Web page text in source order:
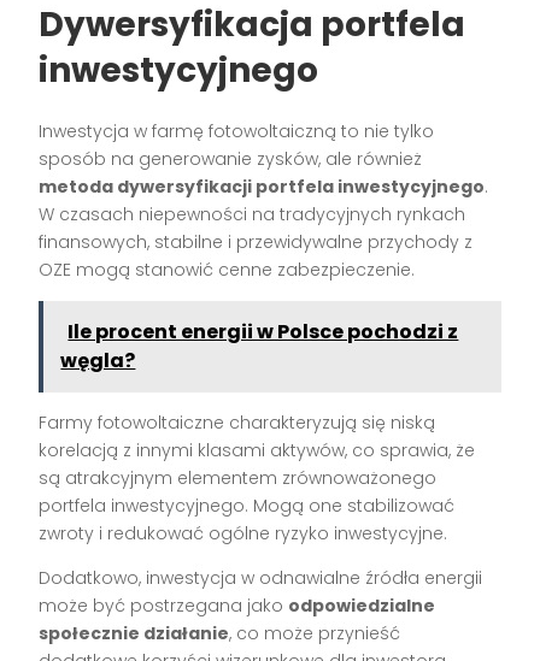
Dywersyfikacja portfela
inwestycyjnego
Inwestycja w farmę fotowoltaiczną to nie tylko
sposób na generowanie zysków, ale również
metoda dywersyfikacji portfela inwestycyjnego.
W czasach niepewności na tradycyjnych rynkach
finansowych, stabilne i przewidywalne przychody z
OZE mogą stanowić cenne zabezpieczenie.
Ile procent energii w Polsce pochodzi z
węgla?
Farmy fotowoltaiczne charakteryzują się niską
korelacją z innymi klasami aktywów, co sprawia, że
są atrakcyjnym elementem zrównoważonego
portfela inwestycyjnego. Mogą one stabilizować
zwroty i redukować ogólne ryzyko inwestycyjne.
Dodatkowo, inwestycja w odnawialne źródła energii
może być postrzegana jako odpowiedzialne
społecznie działanie, co może przynieść